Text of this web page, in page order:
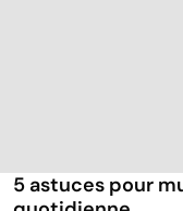
5 astuces pour